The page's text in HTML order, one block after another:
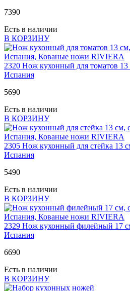
7390
Есть в наличии
В КОРЗИНУ
2320 Нож кухонный для томатов 13
Испания
5690
Есть в наличии
В КОРЗИНУ
2305 Нож кухонный для стейка 13
Испания
5490
Есть в наличии
В КОРЗИНУ
2329 Нож кухонный филейный 17
Испания
6690
Есть в наличии
В КОРЗИНУ